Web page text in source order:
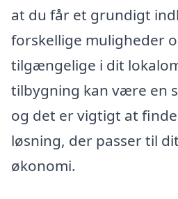
at du får et grundigt
forskellige muligheder
tilgængelige i dit
tilbygning kan være en
og det er vigtigt at
løsning, der passer til
økonomi.